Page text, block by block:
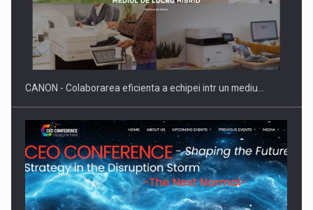
Producatorii si comerciantii care nu se supun noilor
reglementari…
CANON - Colaborarea eficienta a echipei intr un mediu…